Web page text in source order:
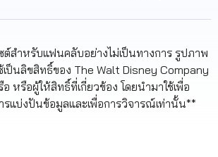
ซต์สำหรับแฟนคลับอย่างไม่เป็นทางการ รูปภาพ
เป็นลิขสิทธิ์ของ The Walt Disney Company
หรือผู้ให้สิทธิ์ที่เกี่ยวข้อง โดยนำมาใช้เพื่อ
รแบ่งปันข้อมูลและเพื่อการวิจารณ์เท่านั้น**